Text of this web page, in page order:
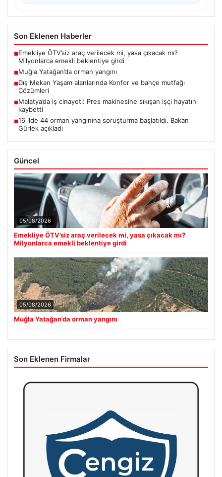
Son Eklenen Haberler
■Emekliye ÖTV’siz araç verilecek mi, yasa çıkacak mı?
Milyonlarca emekli beklentiye girdi
■Muğla Yatağan’da orman yangını
■Dış Mekan Yaşam alanlarında Konfor ve bahçe mutfağı
Çözümleri
■Malatya’da iş cinayeti: Pres makinesine sıkışan işçi hayatını
kaybetti
■16 ilde 44 orman yangınına soruşturma başlatıldı. Bakan
Gürlek açıkladı
Güncel
05/08/2026
Emekliye ÖTV’siz araç verilecek mi, yasa çıkacak mı?
Milyonlarca emekli beklentiye girdi
05/08/2026
Muğla Yatağan’da orman yangını
Son Eklenen Firmalar